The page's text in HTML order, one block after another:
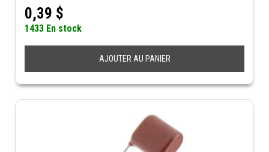
0,39 $
1433 En stock
AJOUTER AU PANIER